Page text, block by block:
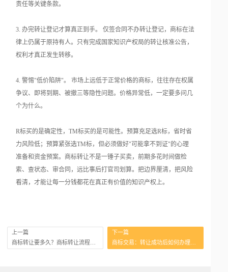
责任等关键条款。
3. 办完转让登记才算真正到手。 仅签合同不办转让登记，商标在法
律上仍属于原持有人。只有完成国家知识产权局的转让核准公告，
权利才真正发生转移。
4. 警惕"低价陷阱"。 市场上远低于正常价格的商标，往往存在权属
争议、即将到期、被撤三等隐性问题。价格异常低，一定要多问几
个为什么。
R标买的是确定性，TM标买的是可能性。预算充足选R标，省时省
力风险低；预算紧张选TM标，但必须做好"可能拿不到证"的心理
准备和资金预案。商标转让不是一锤子买卖，前期多花时间做检
索、查状态、审合同，远比事后打官司划算。把边界厘清，把风险
看清，才能让每一分钱都花在真正有价值的知识产权上。
上一篇
下一篇
商标交易：转让成功后如何办理商标局备案？